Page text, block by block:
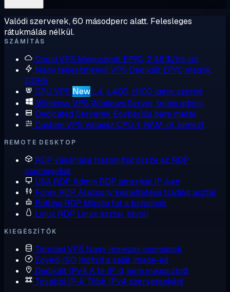
Valódi szerverek, 60 másodperc alatt. Felesleges
rátukmálás nélkül.
SZÁMÍTÁS
Cloud VPS Megosztott EPYC, 2,48 $/hó-tól
Nagy teljesítményű VPS Dedikált EPYC magok,
DDR5
GPU VPS New L4, L40S, H100 igény szerint
Windows VPS Windows Server, teljes admin
Dedicated Serverek Egybérlős bare metal
Custom VPS Válassz CPU-t, RAM-ot, lemezt
REMOTE DESKTOP
RDP vásárlása Hasonlítsd össze az RDP
csomagokat
USA RDP Admin RDP amerikai IP-ken
Forex RDP Alacsony késleltetésű trading asztal
Botting RDP Mindig fut a botjainak
Linux RDP Linux asztal, távoli
KIEGÉSZÍTŐK
Tárolási VPS Nagy lemezes csomagok
Egyedi ISO Indítsd a saját image-ed
Dedikált IPv4 A te IP-d, nem megosztott
További IP-k Több IPv4 szerverenként